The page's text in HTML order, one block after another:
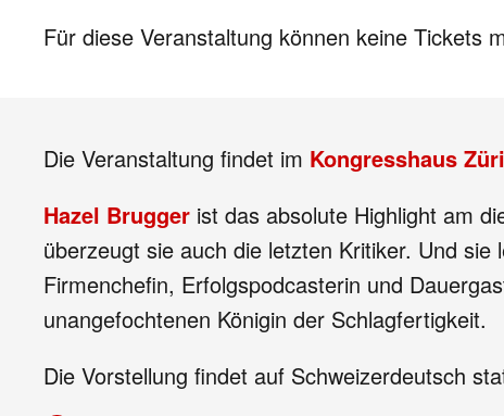
Für diese Veranstaltung können keine Tickets
Die Veranstaltung findet im Kongresshaus
Hazel Brugger ist das absolute Highlight am
überzeugt sie auch die letzten Kritiker. Und sie
Firmenchefin, Erfolgspodcasterin und
unangefochtenen Königin der Schlagfertigkeit.
Die Vorstellung findet auf Schweizerdeutsch